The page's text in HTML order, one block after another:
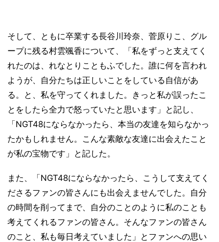
そして、ともに卒業する長谷川玲奈、菅原りこ、グル
ープに残る村雲颯香について、「私をずっと支えてく
れたのは、れなとりこともふでした。誰に何を言われ
ようが、自分たちは正しいことをしている自信があ
る。と、私を守ってくれました。きっと私が誤ったこ
とをしたら全力で怒っていたと思います」と記し、
「NGT48にならなかったら、本当の友達を知らなかっ
たかもしれません。こんな素敵な友達に出会えたこと
が私の宝物です」と記した。
また、「NGT48にならなかったら、こうして支えてく
ださるファンの皆さんにも出会えませんでした。自分
の時間を削ってまで、自分のことのように私のことも
考えてくれるファンの皆さん。そんなファンの皆さん
のこと、私も毎日考えていました」とファンへの思い